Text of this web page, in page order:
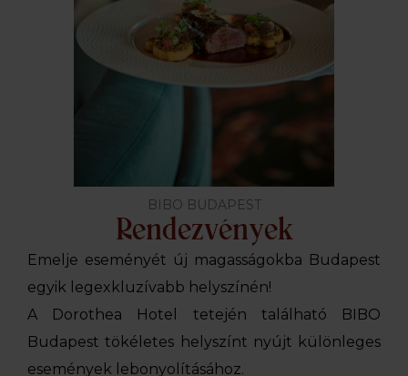
BIBO BUDAPEST
Rendezvények
Emelje eseményét új magasságokba Budapest
egyik legexkluzívabb helyszínén!
A Dorothea Hotel tetején található BIBO
Budapest tökéletes helyszínt nyújt különleges
események lebonyolításához.